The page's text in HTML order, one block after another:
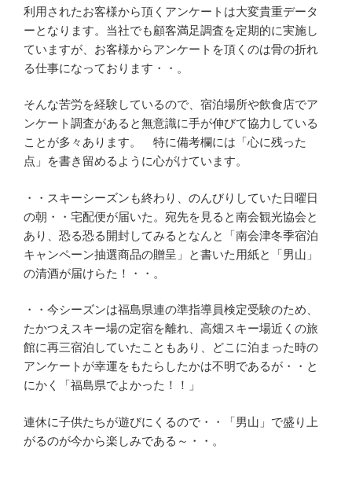
利用されたお客様から頂くアンケートは大変貴重データ
ーとなります。当社でも顧客満足調査を定期的に実施し
ていますが、お客様からアンケートを頂くのは骨の折れ
る仕事になっております・・。
そんな苦労を経験しているので、宿泊場所や飲食店でア
ンケート調査があると無意識に手が伸びて協力している
ことが多々あります。 特に備考欄には「心に残った
点」を書き留めるように心がけています。
・・スキーシーズンも終わり、のんびりしていた日曜日
の朝・・宅配便が届いた。宛先を見ると南会観光協会と
あり、恐る恐る開封してみるとなんと「南会津冬季宿泊
キャンペーン抽選商品の贈呈」と書いた用紙と「男山」
の清酒が届けらた！・・。
・・今シーズンは福島県連の準指導員検定受験のため、
たかつえスキー場の定宿を離れ、高畑スキー場近くの旅
館に再三宿泊していたこともあり、どこに泊まった時の
アンケートが幸運をもたらしたかは不明であるが・・と
にかく「福島県でよかった！！」
連休に子供たちが遊びにくるので・・「男山」で盛り上
がるのが今から楽しみである～・・。